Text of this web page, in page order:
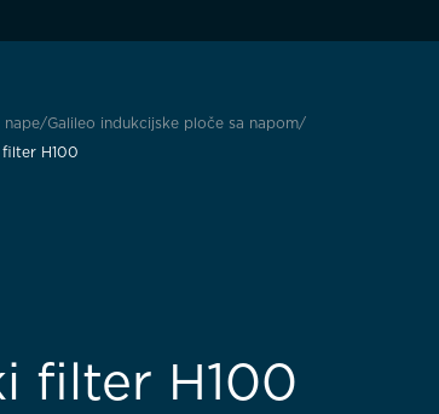
Galileo indukcijske ploče sa napom
H100
filter H100